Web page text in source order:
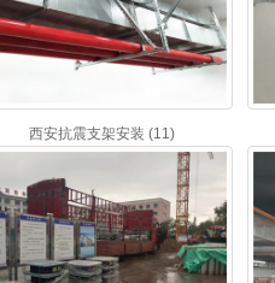
西安抗震支架安装 (11)